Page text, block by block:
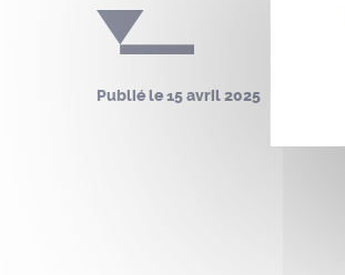
Publié le15 avril 2025